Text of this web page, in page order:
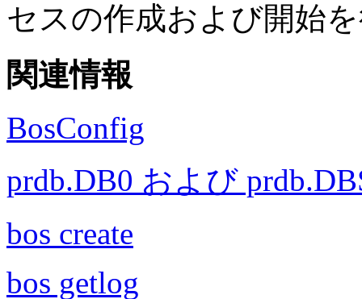
セスの作成および開始
関連情報
BosConfig
prdb.DB0 および
bos create
bos getlog